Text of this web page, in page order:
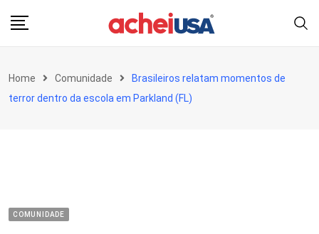
Home Comunidade
Brasileiros relatam momentos de
terror dentro da escola em Parkland (FL)
COMUNIDADE